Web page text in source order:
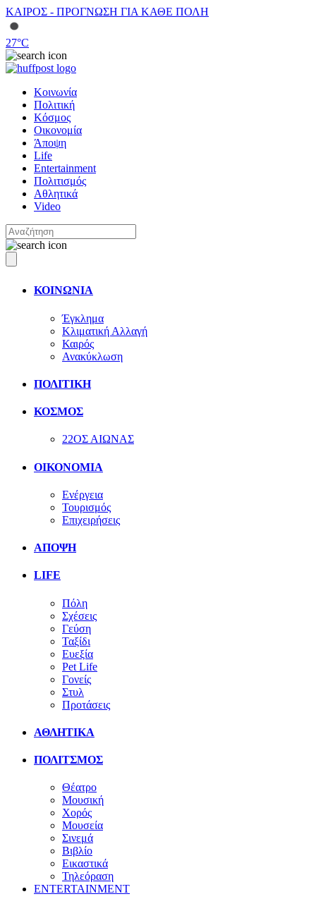
ΚΑΙΡΟΣ - ΠΡΟΓΝΩΣΗ ΓΙΑ ΚΑΘΕ ΠΟΛΗ
27°C
Κοινωνία
Πολιτική
Κόσμος
Οικονομία
Άποψη
Life
Entertainment
Πολιτισμός
Αθλητικά
Video
ΚΟΙΝΩΝΙΑ
Έγκλημα
Κλιματική Αλλαγή
Καιρός
Ανακύκλωση
ΠΟΛΙΤΙΚΗ
ΚΟΣΜΟΣ
22ΟΣ ΑΙΩΝΑΣ
ΟΙΚΟΝΟΜΙΑ
Ενέργεια
Τουρισμός
Επιχειρήσεις
ΑΠΟΨΗ
LIFE
Πόλη
Σχέσεις
Γεύση
Ταξίδι
Ευεξία
Pet Life
Γονείς
Στυλ
Προτάσεις
ΑΘΛΗΤΙΚΑ
ΠΟΛΙΤΣΜΟΣ
Θέατρο
Μουσική
Χορός
Μουσεία
Σινεμά
Βιβλίο
Εικαστικά
Τηλεόραση
ENTERTAINMENT